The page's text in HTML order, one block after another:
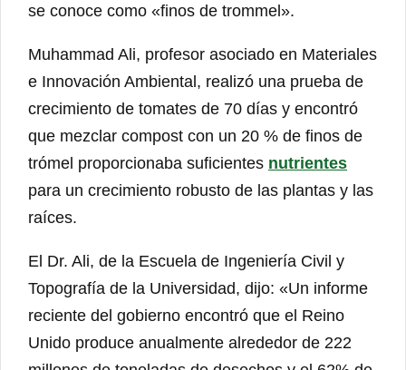
se conoce como «finos de trommel».
Muhammad Ali, profesor asociado en Materiales
e Innovación Ambiental, realizó una prueba de
crecimiento de tomates de 70 días y encontró
que mezclar compost con un 20 % de finos de
trómel proporcionaba suficientes nutrientes
para un crecimiento robusto de las plantas y las
raíces.
El Dr. Ali, de la Escuela de Ingeniería Civil y
Topografía de la Universidad, dijo: «Un informe
reciente del gobierno encontró que el Reino
Unido produce anualmente alrededor de 222